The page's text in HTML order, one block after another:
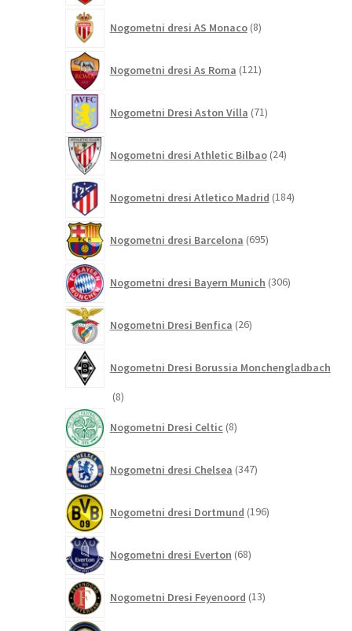
Nogometni dresi AS Monaco 8izdelkov
Nogometni dresi As Roma 121izdelkov
Nogometni Dresi Aston Villa 71izdelkov
Nogometni dresi Athletic Bilbao 24izdelkov
Nogometni dresi Atletico Madrid 184izdelkov
Nogometni dresi Barcelona 695izdelkov
Nogometni dresi Bayern Munich 306izdelkov
Nogometni Dresi Benfica 26izdelkov
Nogometni Dresi Borussia Monchengladbach
88
Nogometni Dresi Celtic 8izdelkov
Nogometni dresi Chelsea 347izdelkov
Nogometni dresi Dortmund 196izdelkov
Nogometni dresi Everton 68izdelkov
Nogometni Dresi Feyenoord 13izdelkov